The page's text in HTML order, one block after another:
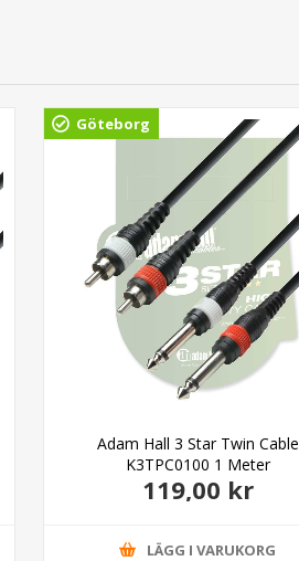
Göteborg
Adam Hall 3 Star Twin Cable
K3TPC0100 1 Meter
119,00 kr
LÄGG I VARUKORG